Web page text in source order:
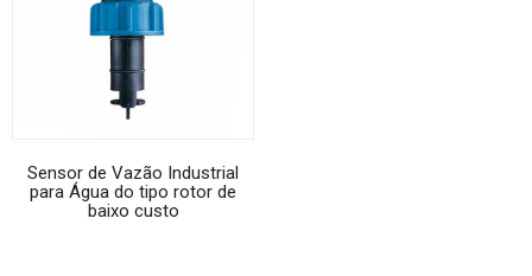
Sensor de Vazão Industrial
para Água do tipo rotor de
baixo custo